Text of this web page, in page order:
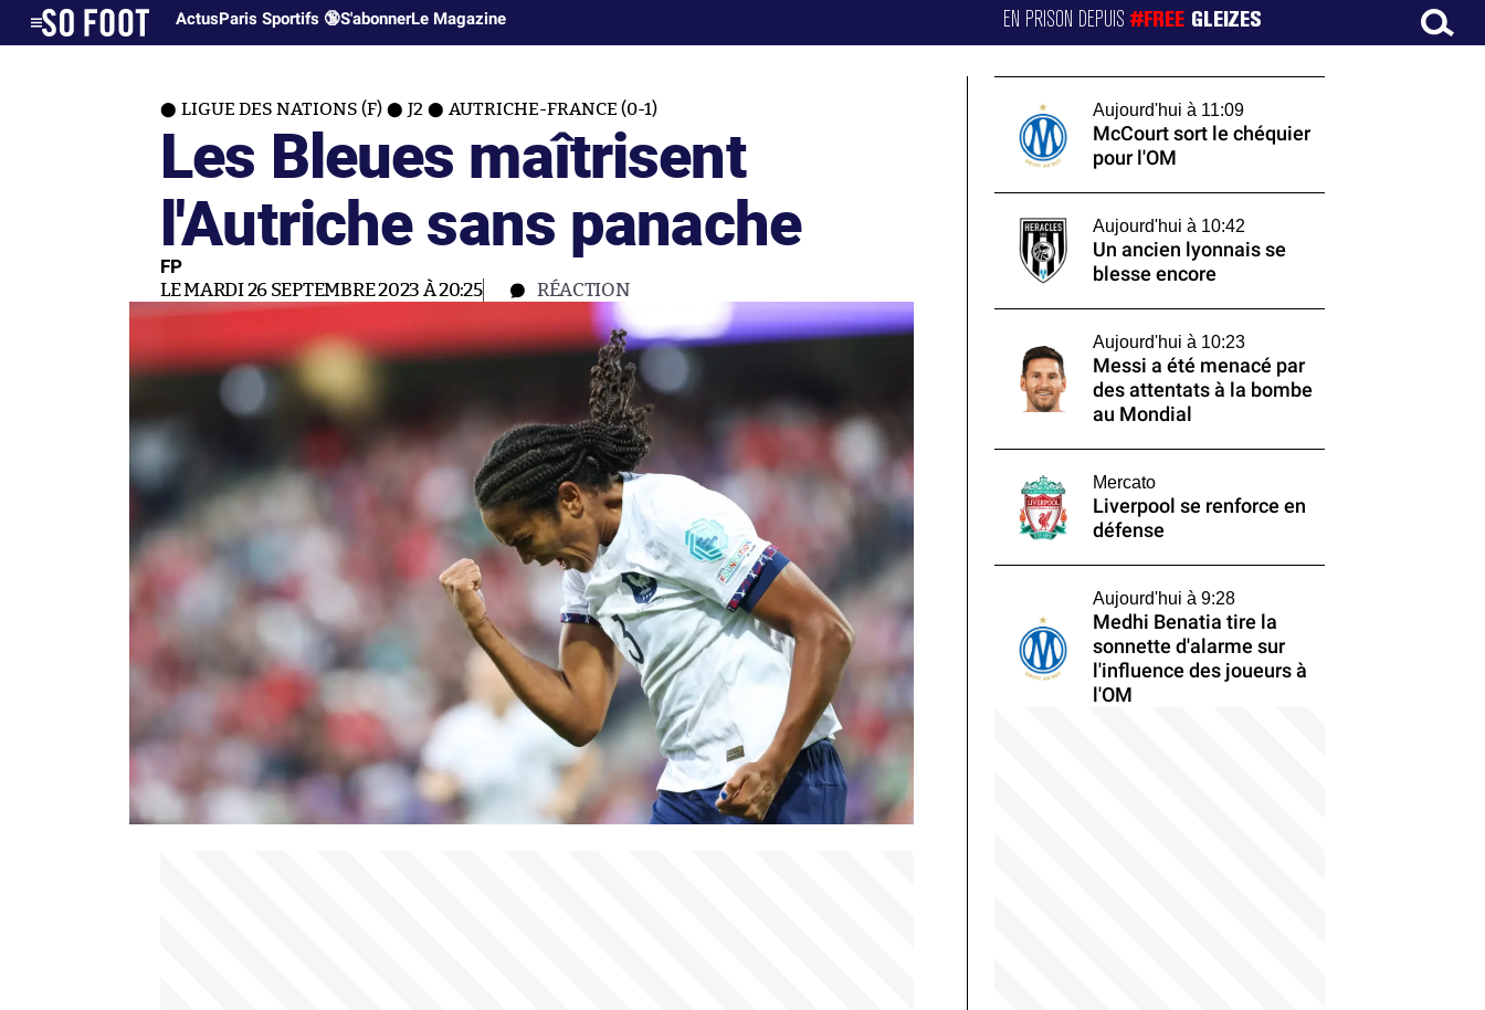
ActusParis Sportifs 🔞S'abonnerLe Magazine EN PRISON DEPUIS#FREE GLEIZES
LIGUE DES NATIONS (F) J2 AUTRICHE-FRANCE (0-1)
Les Bleues maîtrisent
l'Autriche sans panache
FP
LE MARDI 26 SEPTEMBRE 2023 À 20:25 RÉACTION
Aujourd'hui à 11:09
McCourt sort le chéquier
pour l'OM
Aujourd'hui à 10:42
Un ancien lyonnais se
blesse encore
Aujourd'hui à 10:23
Messi a été menacé par
des attentats à la bombe
au Mondial
Mercato
Liverpool se renforce en
défense
Aujourd'hui à 9:28
Medhi Benatia tire la
sonnette d'alarme sur
l'influence des joueurs à
l'OM